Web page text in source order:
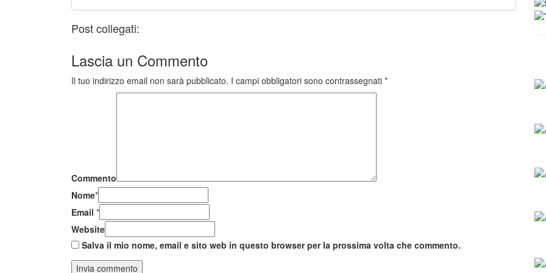
Post collegati:
Lascia un Commento
Il tuo indirizzo email non sarà pubblicato. I campi obbligatori sono contrassegnati *
Commento
Nome*
Email *
Website
Salva il mio nome, email e sito web in questo browser per la prossima volta che commento.